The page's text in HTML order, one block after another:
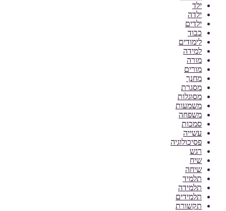
ילד
ילדה
ילדים
כבוד
לימודים
למידה
מורה
מורים
מחנך
מסגרת
מסוגלות
משמעות
משפחה
סמכות
עשייה
פסיכולוגיה
רגש
שיח
שיחה
תלמיד
תלמידה
תלמידים
תקשורת